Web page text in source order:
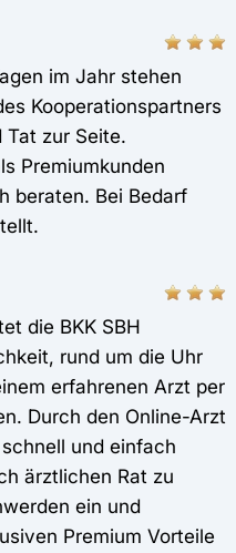
im Jahr stehen
Kooperationspartners
Tat zur Seite.
Premiumkunden
beraten. Bei Bedarf
die BKK SBH
rund um die Uhr
erfahrenen Arzt per
Durch den Online-Arzt
und einfach
ärztlichen Rat zu
ein und
Premium Vorteile